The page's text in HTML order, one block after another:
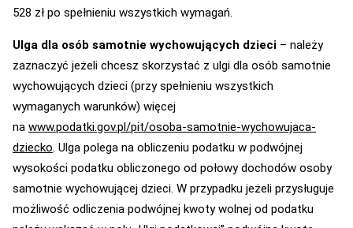
528 zł po spełnieniu wszystkich wymagań.
Ulga dla osób samotnie wychowujących dzieci – należy
zaznaczyć jeżeli chcesz skorzystać z ulgi dla osób samotnie
wychowujących dzieci (przy spełnieniu wszystkich
wymaganych warunków) więcej
na www.podatki.gov.pl/pit/osoba-samotnie-wychowujaca-
dziecko. Ulga polega na obliczeniu podatku w podwójnej
wysokości podatku obliczonego od połowy dochodów osoby
samotnie wychowującej dzieci. W przypadku jeżeli przysługuje
możliwość odliczenia podwójnej kwoty wolnej od podatku